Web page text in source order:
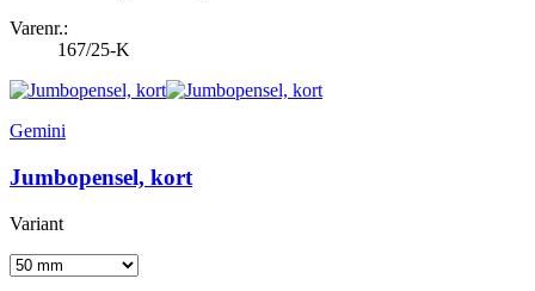
Varenr.:
167/25-K
Gemini
Jumbopensel, kort
Variant